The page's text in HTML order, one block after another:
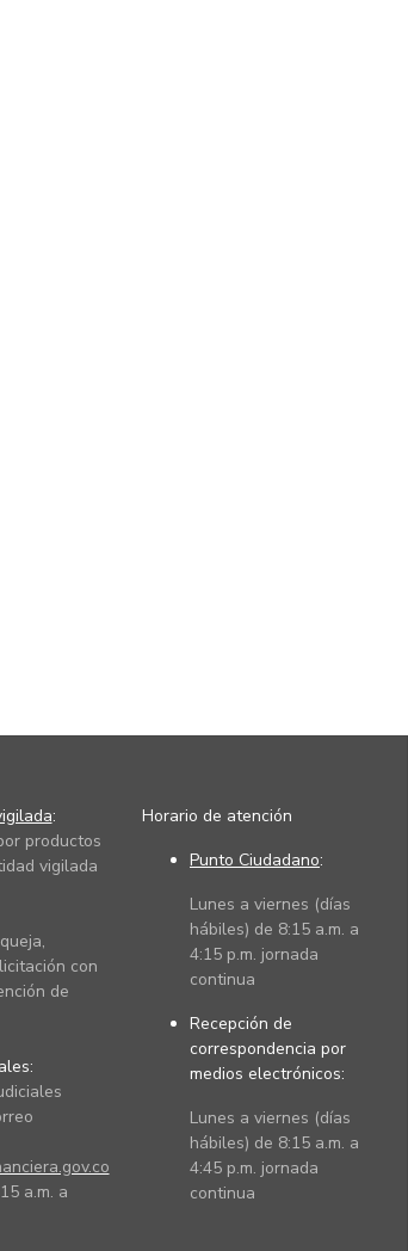
:
productos
vigilada
con
de
a.m. a
Horario de atención
Punto Ciudadano:
Lunes a viernes (días
hábiles) de 8:15 a.m. a
4:15 p.m. jornada
continua
Recepción de
correspondencia por
medios electrónicos:
Lunes a viernes (días
hábiles) de 8:15 a.m. a
4:45 p.m. jornada
continua